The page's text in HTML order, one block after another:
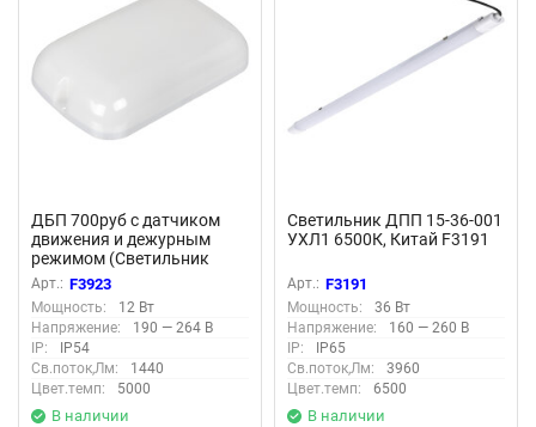
ДБП 700руб с датчиком
движения и дежурным
режимом (Светильник
светодиодный модель PTS-
0301201 12Вт ) F3923
Арт.: F3923
Мощность:
12 Вт
Напряжение:
190 — 264 В
IP:
IP54
Св.поток,Лм:
1440
Цвет.темп:
5000
В наличии
Светильник ДПП 15-36-001
УХЛ1 6500К, Китай F3191
Арт.: F3191
Мощность:
36 Вт
Напряжение:
160 — 260 В
IP:
IP65
Св.поток,Лм:
3960
Цвет.темп:
6500
В наличии